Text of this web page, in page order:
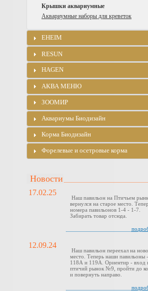
Крышки аквариумные
Аквариумные наборы для креветок
EHEIM
RESUN
HAGEN
АКВА МЕНЮ
ЗООМИР
Аквариумы Биодизайн
Корма Биодизайн
Форелевые и осетровые корма
Новости
17.02.25
Наш павильон на Птичьем
вернулся на старое место.
номера павильонов 1-4 - 1-7.
Забирать товар отсюда.
12.09.24
Наш павильон переехал на
место. Теперь наши павильоны -
118А и 119А. Ориентир - вход
птичий рынок №9, пройти до
и повернуть направо.